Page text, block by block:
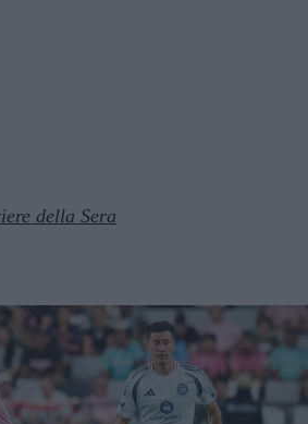
della Sera